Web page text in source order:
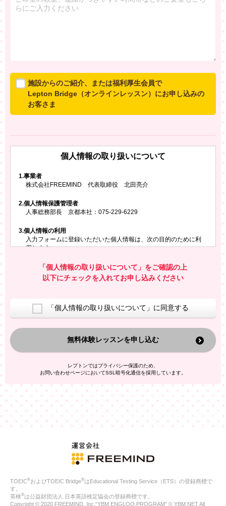
施設からのご紹介、または福利厚生会員で
Lepton Bridge（オンラインレッスン）にお申し込みの
お客さま
いいたします。
※ご兄弟姉妹など複数でお申し込みの場合、お一人ず
所属施設名・会員番号またはクーポンコード
所属施設名
会員番号またはクーポンコード
個人情報の取り扱いについて
1.事業者
株式会社FREEMIND 代表取締役 北田亮介
2.個人情報保護管理者
人事総務部長 京都本社：075-229-6229
3.個人情報の利用
入力フォームに登録いただいた個人情報は、次の目的のために利
用します。
お問い合わせにお答えするため
レプトンのキャンペーンや新商品（新サービス）、新規開講教
室等をご案内するため
換した上で、広告・宣伝・販売促進活動に役立てること
上記の利用目的のために第三者へ提供すること
なお、この利用目的を超えた個人情報の取扱いは行いません。ま
た、これ以外の目的で個人情報を利用することはありません。
人情報を、本人が特定されないデータに不可逆変換した上で第三
者広告配信事業者においてマッチングを行い、その結果に基づい
ご本人の同意がある場合
法令に基づく場合
人の生命、身体または財産の保護のために必要がある場合であ
公衆衛生の向上または児童の健全な育成の推進のために特に必
合
「個人情報の取り扱いについて」をご確認の上
以下にチェックを入れてお申し込みください
「個人情報の取り扱いについて」に同意する
無料体験レッスンを申し込む
レプトンではプライバシー保護のため、
お問い合わせページにおいてSSL暗号化通信を採用しています。
TOEIC®およびTOEIC Bridge®はEducational Testing Service（ETS）の登録商標で
す。
英検®は公益財団法人 日本英語検定協会の登録商標です。
Copyright © 2020 FREEMIND, Inc.“YBM ENGLOO PROGRAM” © YBM NET All